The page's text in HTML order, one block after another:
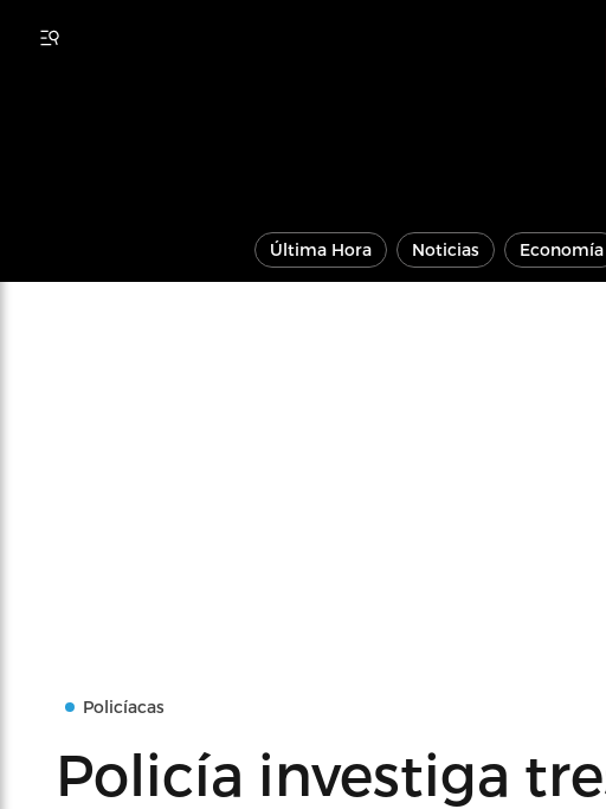
Última Hora Noticias Economía
Policíacas
Policía investiga